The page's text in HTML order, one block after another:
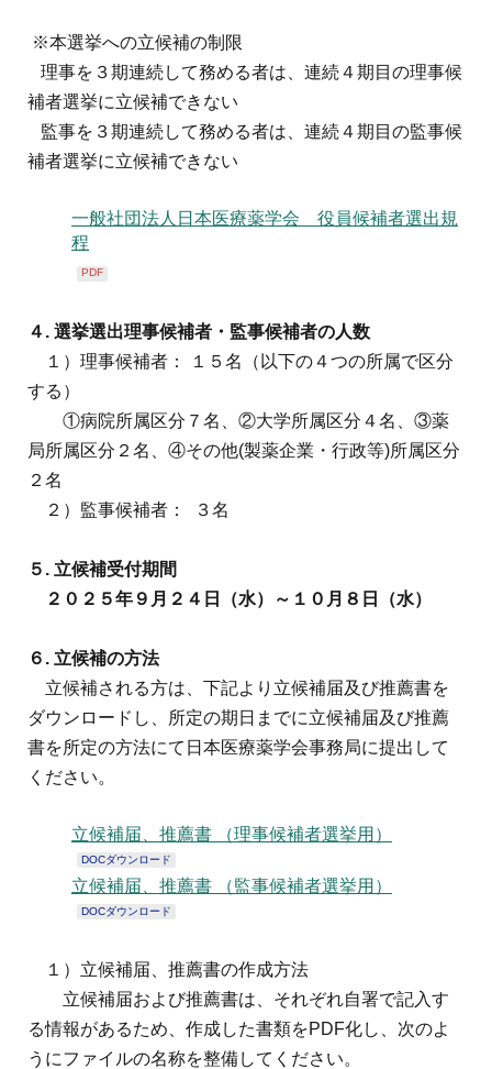
※本選挙への立候補の制限
理事を３期連続して務める者は、連続４期目の理事候
補者選挙に立候補できない
監事を３期連続して務める者は、連続４期目の監事候
補者選挙に立候補できない
一般社団法人日本医療薬学会 役員候補者選出規
程
PDF
４ . 選挙選出理事候補者・監事候補者の人数
１）理事候補者： １５名（以下の４つの所属で区分
する）
①病院所属区分７名、②大学所属区分４名、③薬
局所属区分２名、④その他(製薬企業・行政等)所属区分
２名
２）監事候補者： ３名
５ . 立候補受付期間
２０２５年９月２４日（水）～１０月８日（水）
６ . 立候補の方法
立候補される方は、下記より立候補届及び推薦書を
ダウンロードし、所定の期日までに立候補届及び推薦
書を所定の方法にて日本医療薬学会事務局に提出して
ください。
立候補届、推薦書 （理事候補者選挙用）
DOCダウンロード
立候補届、推薦書 （監事候補者選挙用）
DOCダウンロード
１）立候補届、推薦書の作成方法
立候補届および推薦書は、それぞれ自署で記入す
る情報があるため、作成した書類をPDF化し、次のよ
うにファイルの名称を整備してください。